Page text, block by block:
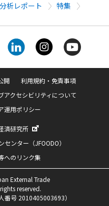
析レポート
特集
開
利用規約・免責事項
アクセシビリティについて
運用ポリシー
済研究所
ンター（JFOODO）
へのリンク集
External Trade
reserved.
番号 2010405003693）